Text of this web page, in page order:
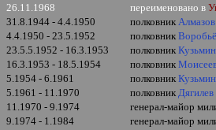
26.11.1968
переименовано в
31.8.1944 - 4.4.1950
полковник
4.4.1950 - 23.5.1952
полковник
23.5.5.1952 - 16.3.1953
полковник
16.3.1953 - 18.5.1954
полковник
5.1954 - 6.1961
полковник
5.1961 - 11.1970
полковник
11.1970 - 9.1974
генерал-майор
9.1974 - 1.1984
генерал-майор